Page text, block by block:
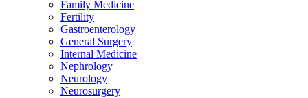
Family Medicine
Fertility
Gastroenterology
General Surgery
Internal Medicine
Nephrology
Neurology
Neurosurgery